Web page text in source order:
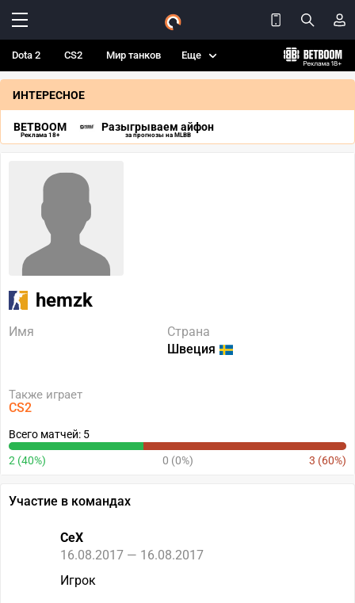
Dota 2 CS2 Мир танков Еще
ИНТЕРЕСНОЕ
BETBOOM
Реклама 18+
Разыгрываем айфон
за прогнозы на MLBB
hemzk
Имя
Страна
Швеция
Также играет
CS2
Всего матчей: 5
2 (40%) 0 (0%) 3 (60%)
Участие в командах
CeX
16.08.2017 — 16.08.2017
Игрок